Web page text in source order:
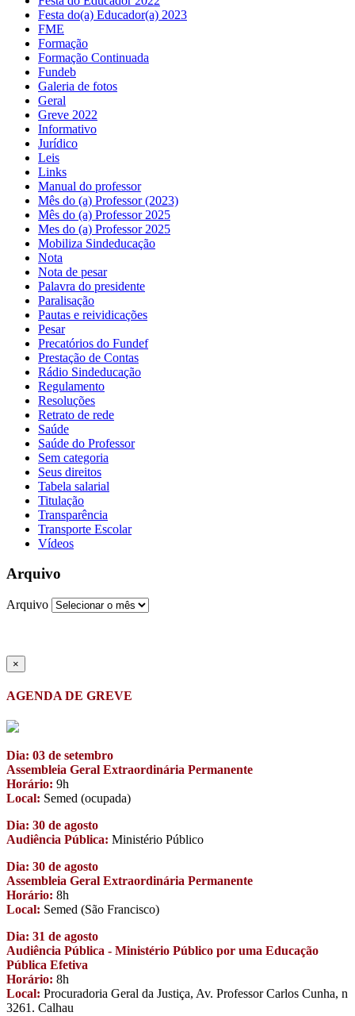
Festa do(a) Educador(a) 2023
FME
Formação
Formação Continuada
Fundeb
Galeria de fotos
Geral
Greve 2022
Informativo
Jurídico
Leis
Links
Manual do professor
Mês do (a) Professor (2023)
Mês do (a) Professor 2025
Mes do (a) Professor 2025
Mobiliza Sindeducação
Nota
Nota de pesar
Palavra do presidente
Paralisação
Pautas e reividicações
Pesar
Precatórios do Fundef
Prestação de Contas
Rádio Sindeducação
Regulamento
Resoluções
Retrato de rede
Saúde
Saúde do Professor
Sem categoria
Seus direitos
Tabela salarial
Titulação
Transparência
Transporte Escolar
Vídeos
Arquivo
Arquivo
×
AGENDA DE GREVE
Dia: 03 de setembro
Assembleia Geral Extraordinária Permanente
Horário: 9h
Local: Semed (ocupada)
Dia: 30 de agosto
Audiência Pública: Ministério Público
Dia: 30 de agosto
Assembleia Geral Extraordinária Permanente
Horário: 8h
Local: Semed (São Francisco)
Dia: 31 de agosto
Audiência Pública - Ministério Público por uma Educação
Pública Efetiva
Horário: 8h
Local: Procuradoria Geral da Justiça, Av. Professor Carlos Cunha, n
3261. Calhau